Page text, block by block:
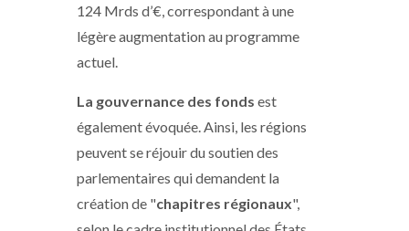
124 Mrds d’€, correspondant à une
légère augmentation au programme
actuel.
La gouvernance des fonds est
également évoquée. Ainsi, les régions
peuvent se réjouir du soutien des
parlementaires qui demandent la
création de "chapitres régionaux",